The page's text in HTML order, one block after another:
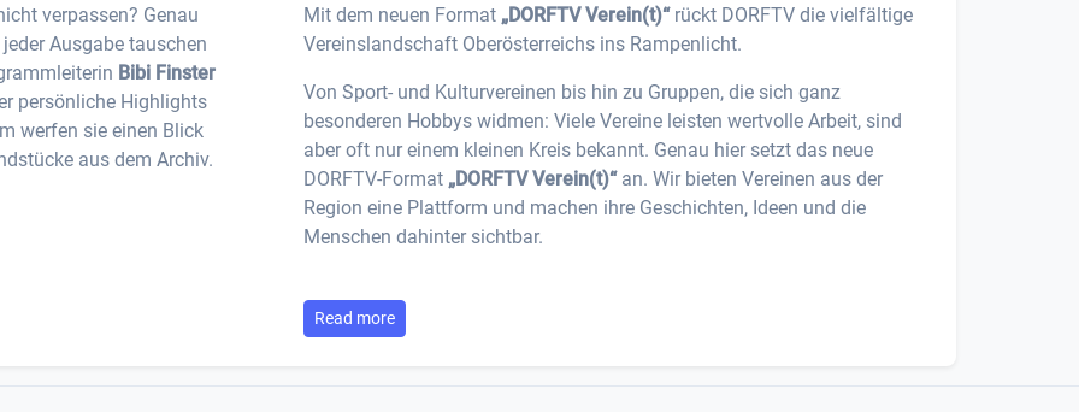
verpassen? Genau
Ausgabe tauschen
Bibi Finster
persönliche Highlights
werfen sie einen Blick
aus dem Archiv.
Mit dem neuen Format „DORFTV Verein(t)“rückt DORFTV die vielfältige
Vereinslandschaft Oberösterreichs ins Rampenlicht.
Von Sport- und Kulturvereinen bis hin zu Gruppen, die sich ganz
besonderen Hobbys widmen: Viele Vereine leisten wertvolle Arbeit, sind
aber oft nur einem kleinen Kreis bekannt. Genau hier setzt das neue
DORFTV-Format „DORFTV Verein(t)“an. Wir bieten Vereinen aus der
Region eine Plattform und machen ihre Geschichten, Ideen und die
Menschen dahinter sichtbar.
Read more